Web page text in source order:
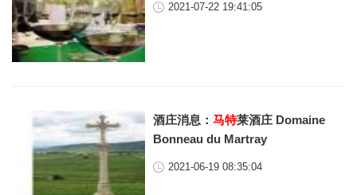
2021-07-22 19:41:05
酒庄消息：马特莱酒庄 Domaine
Bonneau du Martray
2021-06-19 08:35:04